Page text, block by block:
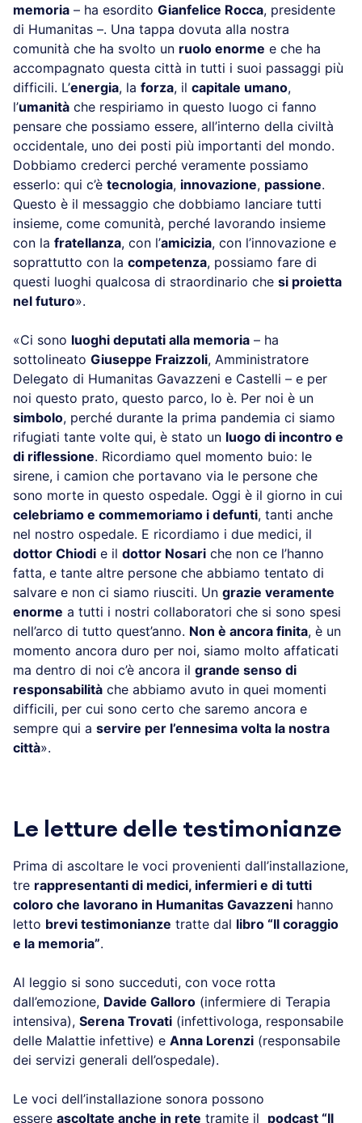
memoria – ha esordito Gianfelice Rocca, presidente
di Humanitas –. Una tappa dovuta alla nostra
comunità che ha svolto un ruolo enorme e che ha
accompagnato questa città in tutti i suoi passaggi più
difficili. L’energia, la forza, il capitale umano,
l’umanità che respiriamo in questo luogo ci fanno
pensare che possiamo essere, all’interno della civiltà
occidentale, uno dei posti più importanti del mondo.
Dobbiamo crederci perché veramente possiamo
esserlo: qui c’è tecnologia, innovazione, passione.
Questo è il messaggio che dobbiamo lanciare tutti
insieme, come comunità, perché lavorando insieme
con la fratellanza, con l’amicizia, con l’innovazione e
soprattutto con la competenza, possiamo fare di
questi luoghi qualcosa di straordinario che si proietta
nel futuro».
«Ci sono luoghi deputati alla memoria – ha
sottolineato Giuseppe Fraizzoli, Amministratore
Delegato di Humanitas Gavazzeni e Castelli – e per
noi questo prato, questo parco, lo è. Per noi è un
simbolo, perché durante la prima pandemia ci siamo
rifugiati tante volte qui, è stato un luogo di incontro e
di riflessione. Ricordiamo quel momento buio: le
sirene, i camion che portavano via le persone che
sono morte in questo ospedale. Oggi è il giorno in cui
celebriamo e commemoriamo i defunti, tanti anche
nel nostro ospedale. E ricordiamo i due medici, il
dottor Chiodi e il dottor Nosari che non ce l’hanno
fatta, e tante altre persone che abbiamo tentato di
salvare e non ci siamo riusciti. Un grazie veramente
enorme a tutti i nostri collaboratori che si sono spesi
nell’arco di tutto quest’anno. Non è ancora finita, è un
momento ancora duro per noi, siamo molto affaticati
ma dentro di noi c’è ancora il grande senso di
responsabilità che abbiamo avuto in quei momenti
difficili, per cui sono certo che saremo ancora e
sempre qui a servire per l’ennesima volta la nostra
città».
Le letture delle testimonianze
Prima di ascoltare le voci provenienti dall’installazione,
tre rappresentanti di medici, infermieri e di tutti
coloro che lavorano in Humanitas Gavazzeni hanno
letto brevi testimonianze tratte dal libro “Il coraggio
e la memoria”.
Al leggio si sono succeduti, con voce rotta
dall’emozione, Davide Galloro (infermiere di Terapia
intensiva), Serena Trovati (infettivologa, responsabile
delle Malattie infettive) e Anna Lorenzi (responsabile
dei servizi generali dell’ospedale).
Le voci dell’installazione sonora possono
essere ascoltate anche in rete tramite il podcast “Il